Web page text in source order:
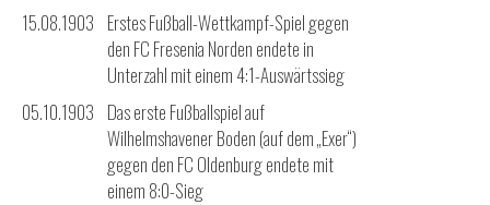
15.08.1903 Erstes Fußball-Wettkampf-Spiel gegen
den FC Fresenia Norden endete in
Unterzahl mit einem 4:1-Auswärtssieg
05.10.1903 Das erste Fußballspiel auf
Wilhelmshavener Boden (auf dem „Exer“)
gegen den FC Oldenburg endete mit
einem 8:0-Sieg